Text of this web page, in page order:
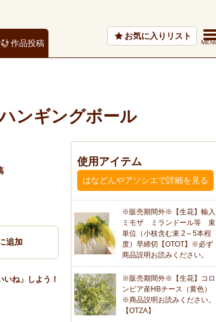
作品投稿
お気に入りリスト
ンギングボール
ね」しよう！
使用アイテム
はなどんやアソシエで詳細を見る
※販売期間外※【生花】輸入
ミモザ ミランドール等 束
単位（小枝含む束 2～5本程
度）早締切【OTOT】※必ず
商品説明お読みください。
※販売期間外※【生花】コロ
ンビア産HBチース（黄色）
※商品説明お読みください。
【OTZA】